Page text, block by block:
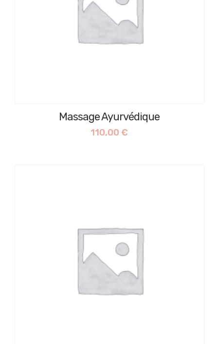
Massage Ayurvédique
110,00 €